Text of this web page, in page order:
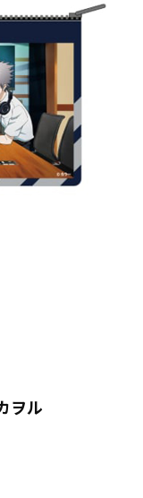
ヲル